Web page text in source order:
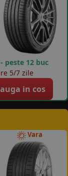
peste 12 buc
5/7 zile
in cos
Vara